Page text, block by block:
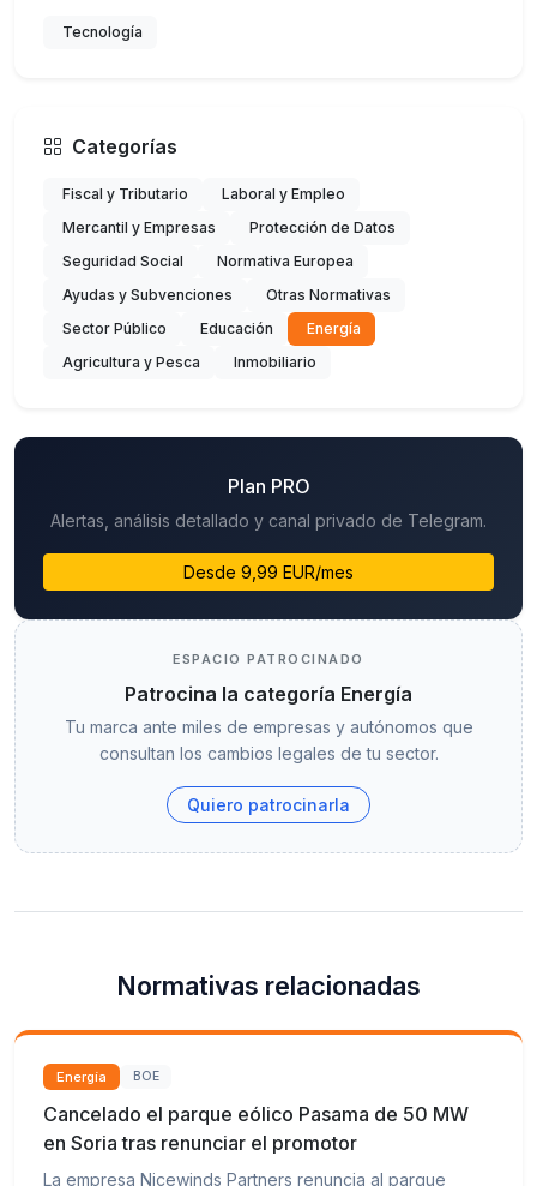
Tecnología
Categorías
Fiscal y Tributario
Laboral y Empleo
Mercantil y Empresas
Protección de Datos
Seguridad Social
Normativa Europea
Ayudas y Subvenciones
Otras Normativas
Sector Público
Educación
Energía
Agricultura y Pesca
Inmobiliario
Plan PRO
Alertas, análisis detallado y canal privado de Telegram.
Desde 9,99 EUR/mes
ESPACIO PATROCINADO
Patrocina la categoría Energía
Tu marca ante miles de empresas y autónomos que
consultan los cambios legales de tu sector.
Quiero patrocinarla
Normativas relacionadas
Energía BOE
Cancelado el parque eólico Pasama de 50 MW
en Soria tras renunciar el promotor
La empresa Nicewinds Partners renuncia al parque